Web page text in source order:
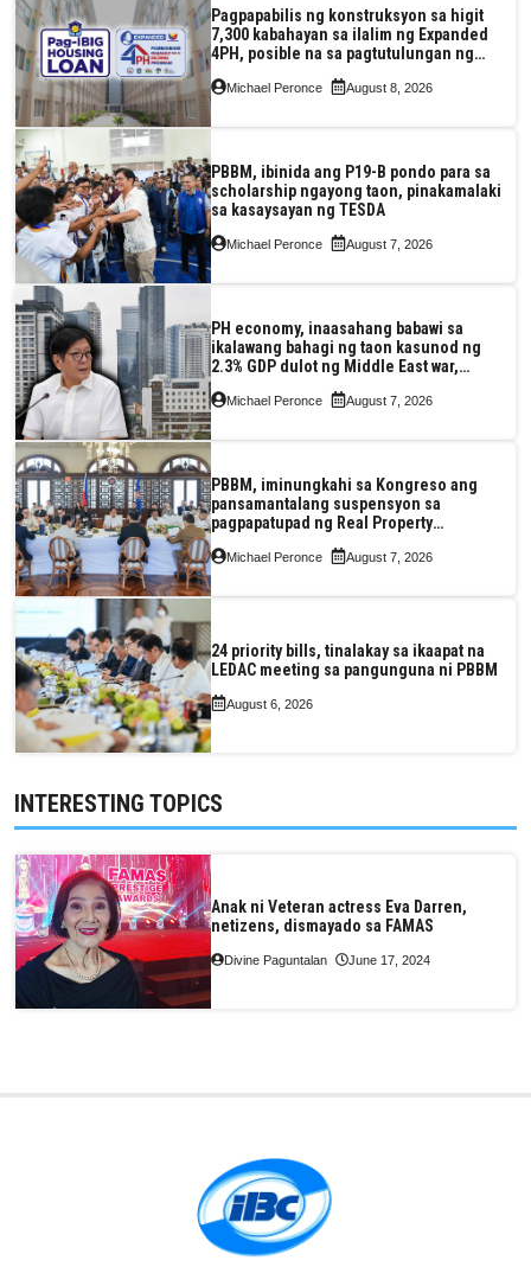
Pagpapabilis ng konstruksyon sa higit
7,300 kabahayan sa ilalim ng Expanded
4PH, posible na sa pagtutulungan ng
Pag-IBIG at P.A. Alvarez
Michael Peronce August 8, 2026
PBBM, ibinida ang P19-B pondo para sa
scholarship ngayong taon, pinakamalaki
sa kasaysayan ng TESDA
Michael Peronce August 7, 2026
PH economy, inaasahang babawi sa
ikalawang bahagi ng taon kasunod ng
2.3% GDP dulot ng Middle East war,
pagkaantala ng public construction
Michael Peronce August 7, 2026
PBBM, iminungkahi sa Kongreso ang
pansamantalang suspensyon sa
pagpapatupad ng Real Property
Valuation and Assessment Reform Act
Michael Peronce August 7, 2026
24 priority bills, tinalakay sa ikaapat na
LEDAC meeting sa pangunguna ni PBBM
August 6, 2026
INTERESTING TOPICS
Anak ni Veteran actress Eva Darren,
netizens, dismayado sa FAMAS
Divine Paguntalan June 17, 2024